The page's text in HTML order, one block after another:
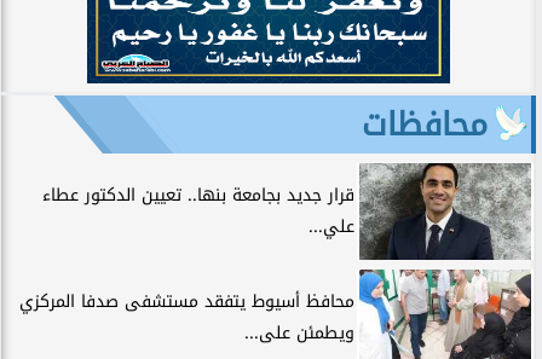
محافظات
قرار جديد بجامعة بنها.. تعيين الدكتور عطاء
علي...
محافظ أسيوط يتفقد مستشفى صدفا المركزي
ويطمئن على...